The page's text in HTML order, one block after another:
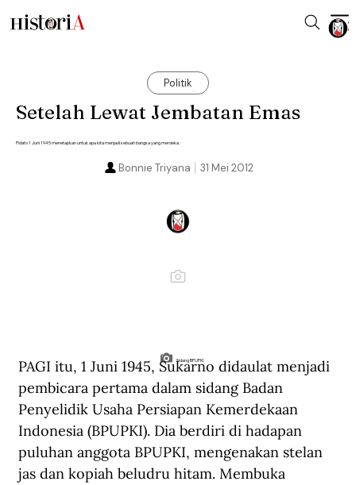
Politik
Setelah Lewat Jembatan Emas
Pidato 1 Juni 1945 menetapkan untuk apa kita menjadi sebuah bangsa yang merdeka.
31 Mei 2012
Bonnie Triyana
Sidang BPUPKI.
PAGI itu, 1 Juni 1945, Sukarno didaulat menjadi
pembicara pertama dalam sidang Badan
Penyelidik Usaha Persiapan Kemerdekaan
Indonesia (BPUPKI). Dia berdiri di hadapan
puluhan anggota BPUPKI, mengenakan stelan
jas dan kopiah beludru hitam. Membuka